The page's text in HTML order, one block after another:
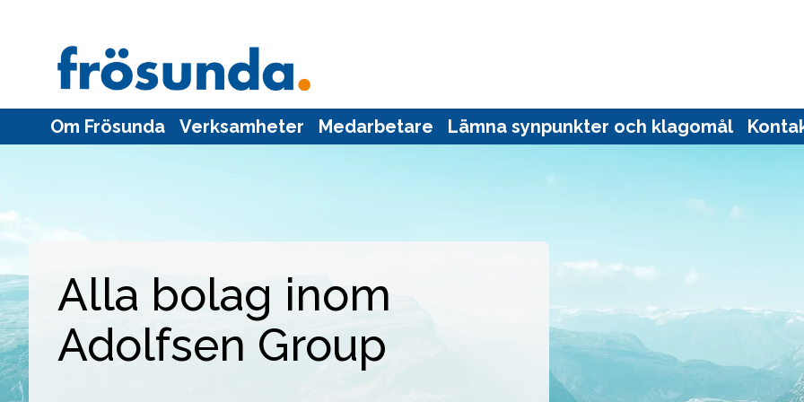
Om Frösunda Verksamheter Medarbetare Lämna synpunkter och klagomål
Alla bolag inom
Adolfsen Group